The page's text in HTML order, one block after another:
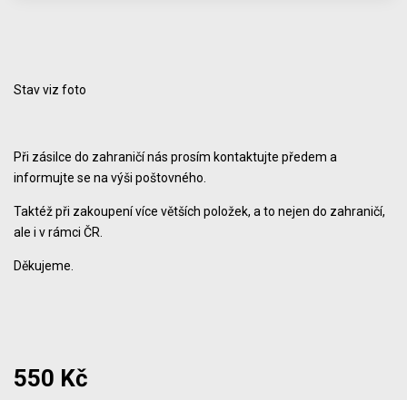
Stav viz foto
Při zásilce do zahraničí nás prosím kontaktujte předem a
informujte se na výši poštovného.
Taktéž při zakoupení více větších položek, a to nejen do zahraničí,
ale i v rámci ČR.
Děkujeme.
550 Kč